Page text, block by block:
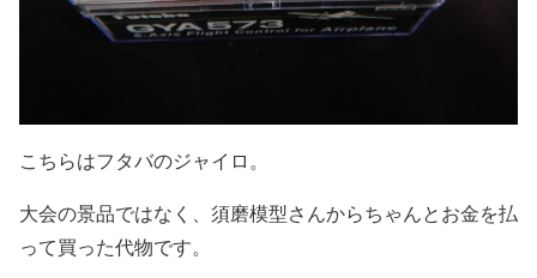
こちらはフタバのジャイロ。
大会の景品ではなく、須磨模型さんからちゃんとお金を払
って買った代物です。